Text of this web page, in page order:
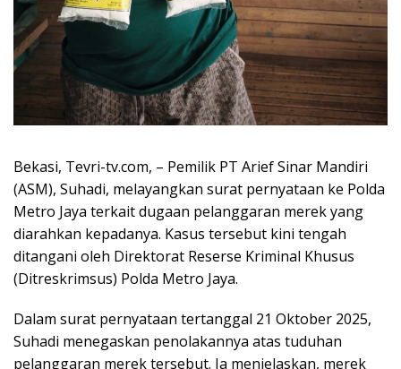
Bekasi, Tevri-tv.com, – Pemilik PT Arief Sinar Mandiri
(ASM), Suhadi, melayangkan surat pernyataan ke Polda
Metro Jaya terkait dugaan pelanggaran merek yang
diarahkan kepadanya. Kasus tersebut kini tengah
ditangani oleh Direktorat Reserse Kriminal Khusus
(Ditreskrimsus) Polda Metro Jaya.
Dalam surat pernyataan tertanggal 21 Oktober 2025,
Suhadi menegaskan penolakannya atas tuduhan
pelanggaran merek tersebut. Ia menjelaskan, merek